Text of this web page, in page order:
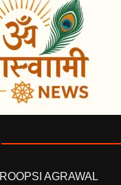
ROOPSI AGRAWAL